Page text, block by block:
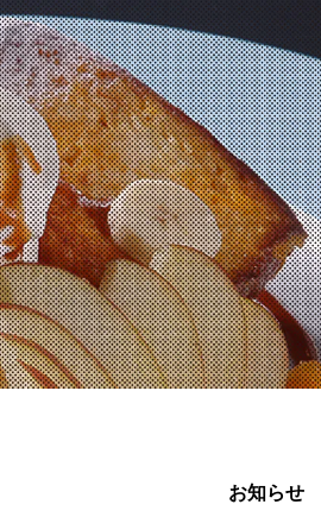
お知らせ